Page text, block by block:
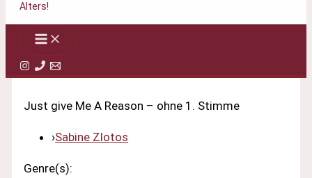
Alters!
Just give Me A Reason – ohne 1. Stimme
›Sabine Zlotos
Genre(s):